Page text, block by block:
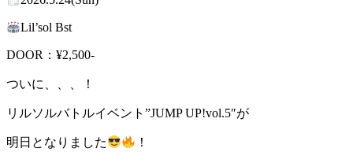
Lil’sol Bst
DOOR：¥2,500-
ついに、、、！
リルソルバトルイベント”JUMP UP!vol.5″が
明日となりました ！